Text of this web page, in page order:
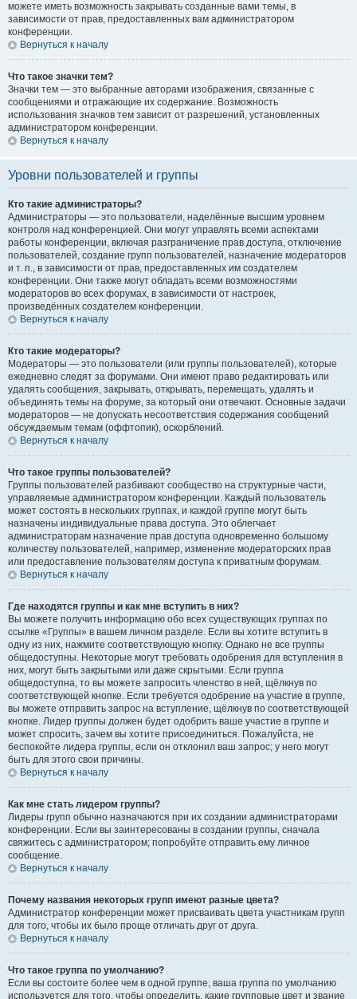
можете иметь возможность закрывать созданные вами темы, в
зависимости от прав, предоставленных вам администратором
конференции.
Вернуться к началу
Что такое значки тем?
Значки тем — это выбранные авторами изображения, связанные с
сообщениями и отражающие их содержание. Возможность
использования значков тем зависит от разрешений, установленных
администратором конференции.
Вернуться к началу
Уровни пользователей и группы
Кто такие администраторы?
Администраторы — это пользователи, наделённые высшим уровнем
контроля над конференцией. Они могут управлять всеми аспектами
работы конференции, включая разграничение прав доступа, отключение
пользователей, создание групп пользователей, назначение модераторов
и т. п., в зависимости от прав, предоставленных им создателем
конференции. Они также могут обладать всеми возможностями
модераторов во всех форумах, в зависимости от настроек,
произведённых создателем конференции.
Вернуться к началу
Кто такие модераторы?
Модераторы — это пользователи (или группы пользователей), которые
ежедневно следят за форумами. Они имеют право редактировать или
удалять сообщения, закрывать, открывать, перемещать, удалять и
объединять темы на форуме, за который они отвечают. Основные задачи
модераторов — не допускать несоответствия содержания сообщений
обсуждаемым темам (оффтопик), оскорблений.
Вернуться к началу
Что такое группы пользователей?
Группы пользователей разбивают сообщество на структурные части,
управляемые администратором конференции. Каждый пользователь
может состоять в нескольких группах, и каждой группе могут быть
назначены индивидуальные права доступа. Это облегчает
администраторам назначение прав доступа одновременно большому
количеству пользователей, например, изменение модераторских прав
или предоставление пользователям доступа к приватным форумам.
Вернуться к началу
Где находятся группы и как мне вступить в них?
Вы можете получить информацию обо всех существующих группах по
ссылке «Группы» в вашем личном разделе. Если вы хотите вступить в
одну из них, нажмите соответствующую кнопку. Однако не все группы
общедоступны. Некоторые могут требовать одобрения для вступления в
них, могут быть закрытыми или даже скрытыми. Если группа
общедоступна, то вы можете запросить членство в ней, щёлкнув по
соответствующей кнопке. Если требуется одобрение на участие в группе,
вы можете отправить запрос на вступление, щёлкнув по соответствующей
кнопке. Лидер группы должен будет одобрить ваше участие в группе и
может спросить, зачем вы хотите присоединиться. Пожалуйста, не
беспокойте лидера группы, если он отклонил ваш запрос; у него могут
быть для этого свои причины.
Вернуться к началу
Как мне стать лидером группы?
Лидеры групп обычно назначаются при их создании администраторами
конференции. Если вы заинтересованы в создании группы, сначала
свяжитесь с администратором; попробуйте отправить ему личное
сообщение.
Вернуться к началу
Почему названия некоторых групп имеют разные цвета?
Администратор конференции может присваивать цвета участникам групп
для того, чтобы их было проще отличать друг от друга.
Вернуться к началу
Что такое группа по умолчанию?
Если вы состоите более чем в одной группе, ваша группа по умолчанию
используется для того, чтобы определить, какие групповые цвет и звание